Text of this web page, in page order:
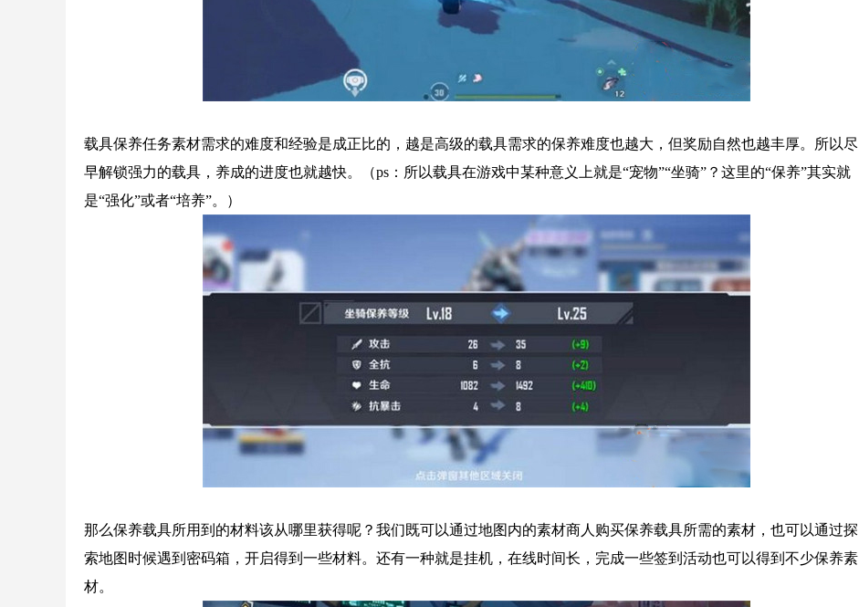
载具保养任务素材需求的难度和经验是成正比的，越是高级的载具需求的保养难度也越大，但奖励自然也越丰厚。所以尽
早解锁强力的载具，养成的进度也就越快。（ps：所以载具在游戏中某种意义上就是“宠物”“坐骑”？这里的“保养”其实就
是“强化”或者“培养”。）
那么保养载具所用到的材料该从哪里获得呢？我们既可以通过地图内的素材商人购买保养载具所需的素材，也可以通过探
索地图时候遇到密码箱，开启得到一些材料。还有一种就是挂机，在线时间长，完成一些签到活动也可以得到不少保养素
材。